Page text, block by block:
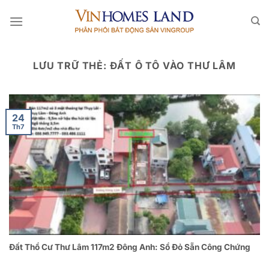
qua
LƯU TRỮ THẺ: ĐẤT Ô TÔ VÀO THƯ LÂM
Đất Thổ Cư Thư Lâm 117m2 Đông Anh: Sổ Đỏ Sẵn Công Chứng
24
Th7